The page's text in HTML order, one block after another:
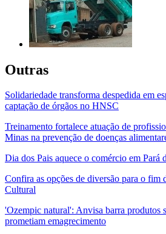
Outras
Solidariedade transforma despedida em
captação de órgãos no HNSC
Treinamento fortalece atuação de
Minas na prevenção de doenças
Dia dos Pais aquece o comércio em Pará
Confira as opções de diversão para o fim
Cultural
'Ozempic natural': Anvisa barra produtos
prometiam emagrecimento